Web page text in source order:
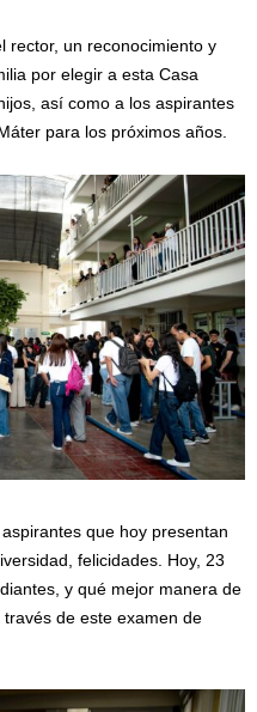
rector, un reconocimiento y
por elegir a esta Casa
así como a los aspirantes
para los próximos años.
que hoy presentan
felicidades. Hoy, 23
y qué mejor manera de
de este examen de